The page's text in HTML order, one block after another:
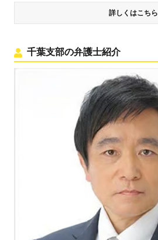
詳しくはこちら
千葉支部の弁護士紹介